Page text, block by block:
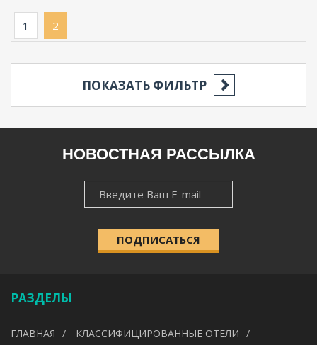
1 2
ПОКАЗАТЬ ФИЛЬТР
НАСЕЛЁННЫЙ ПУНКТ
НОВОСТНАЯ РАССЫЛКА
ПОДПИСАТЬСЯ
РАЗДЕЛЫ
ГЛАВНАЯ
КЛАССИФИЦИРОВАННЫЕ ОТЕЛИ